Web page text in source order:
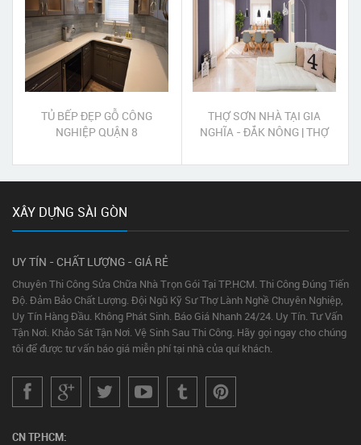
TỦ BẾP ĐẸP GỖ CÔNG
NGHIỆP QUẬN 8
THỢ SƠN NHÀ TẠI GIA
NGHĨA - ĐẮK NÔNG | THỢ
ĐẮK NÔNG
XÂY DỰNG SÀI GÒN
UY TÍN - CHẤT LƯỢNG - GIÁ RẺ
Chuyên Thi Công Sửa Chữa Nhà Trọn Gói Tại TP.HCM. Thi Công Đúng Tiến
Độ. Đảm Bảo Chất Lượng. Đội Ngũ Kỹ Sư Thợ Lành Nghề Chuyên Nghiệp,
Uy Tín Hàng Đầu. Không Phát Sinh. Báo Giá Nhanh 24/24. Uy Tín. Tư Vấn
Tận Nơi. Khảo Sát Tận Nơi. Vệ Sinh Sau Thi Công. Hãy gọi ngay cho chúng
tôi để được tư vấn báo giá miễn phí tại nhà của quí khách.
CN TP.HCM: